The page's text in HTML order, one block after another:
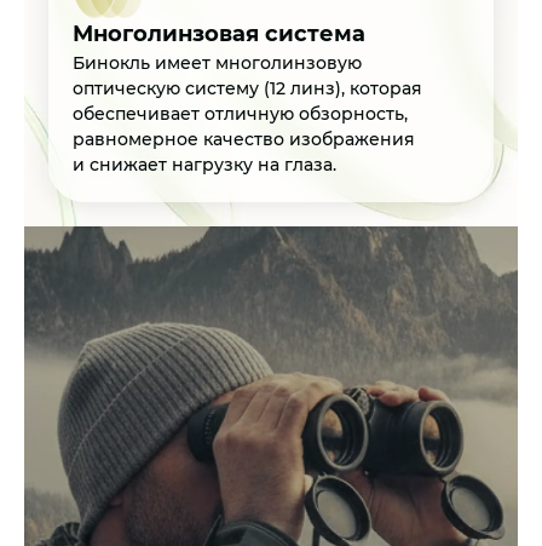
Многолинзовая система
Бинокль имеет многолинзовую
оптическую систему (12 линз), которая
обеспечивает отличную обзорность,
равномерное качество изображения
и снижает нагрузку на глаза.